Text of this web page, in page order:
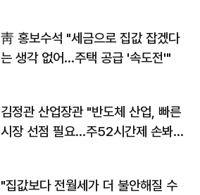
靑 홍보수석 "세금으로 집값 잡겠다
는 생각 없어…주택 공급 '속도전'"
김정관 산업장관 "반도체 산업, 빠른
시장 선점 필요…주52시간제 손봐
"집값보다 전월세가 더 불안해질 수